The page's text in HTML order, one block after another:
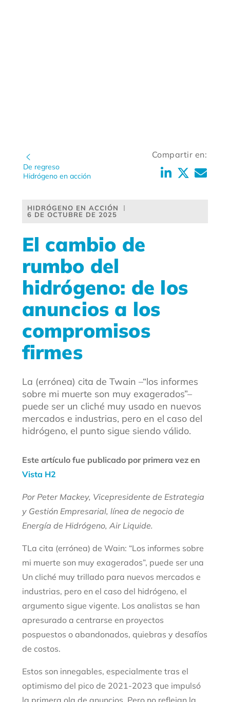
De regreso
Hidrógeno en acción
Compartir en:
HIDRÓGENO EN ACCIÓN
6 DE OCTUBRE DE 2025
El cambio de
rumbo del
hidrógeno: de los
anuncios a los
compromisos
firmes
La (errónea) cita de Twain –“los informes
sobre mi muerte son muy exagerados”–
puede ser un cliché muy usado en nuevos
mercados e industrias, pero en el caso del
hidrógeno, el punto sigue siendo válido.
Este artículo fue publicado por primera vez en
Vista H2
Por Peter Mackey, Vicepresidente de Estrategia
y Gestión Empresarial, línea de negocio de
Energía de Hidrógeno, Air Liquide.
TLa cita (errónea) de Wain: “Los informes sobre
mi muerte son muy exagerados”, puede ser una
Un cliché muy trillado para nuevos mercados e
industrias, pero en el caso del hidrógeno, el
argumento sigue vigente. Los analistas se han
apresurado a centrarse en proyectos
pospuestos o abandonados, quiebras y desafíos
de costos.
Estos son innegables, especialmente tras el
optimismo del pico de 2021-2023 que impulsó
la primera ola de anuncios. Pero no reflejan la